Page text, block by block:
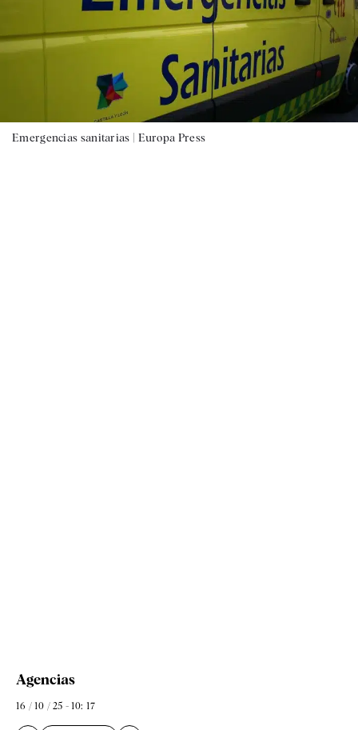
Emergencias sanitarias | Europa Press
Agencias
16 / 10 / 25 - 10: 17